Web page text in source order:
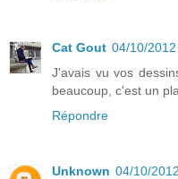
Cat Gout 04/10/
J'avais vu vos
beaucoup, c'est un
Répondre
Unknown 04/10/